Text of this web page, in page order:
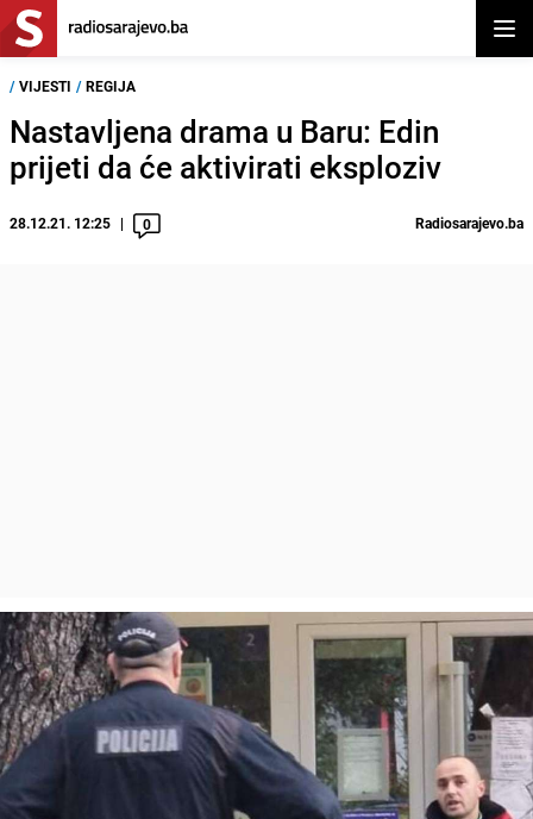
/ VIJESTI / REGIJA
Nastavljena drama u Baru: Edin
prijeti da će aktivirati eksploziv
28.12.21. 12:25 0 Radiosarajevo.ba